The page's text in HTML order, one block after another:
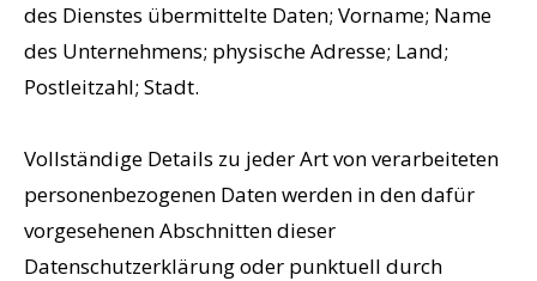
des Dienstes übermittelte Daten; Vorname; Name
des Unternehmens; physische Adresse; Land;
Postleitzahl; Stadt.
Vollständige Details zu jeder Art von verarbeiteten
personenbezogenen Daten werden in den dafür
vorgesehenen Abschnitten dieser
Datenschutzerklärung oder punktuell durch